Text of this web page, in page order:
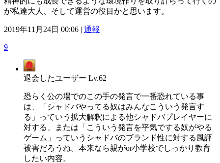
が私達大人、そして運営の役目かと思います。
2019年11月24日 00:06 | 通報
9
退会したユーザー Lv.62
恐らく公の場でのこの手の発言で一番恐れている事
は、「シャドバやってる奴はみんなこういう発言す
る」っていう拡大解釈による他シャドバプレイヤーに
対する、または「こういう発言を平気でする奴がやる
ゲーム」っていうシャドバのブランド性に対する風評
被害だろうね。本来なら親がor小学校でしっかり教育
したい内容。